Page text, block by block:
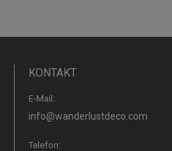
KONTAKT
E-Mail:
info@wanderlustdeco.com
Telefon: